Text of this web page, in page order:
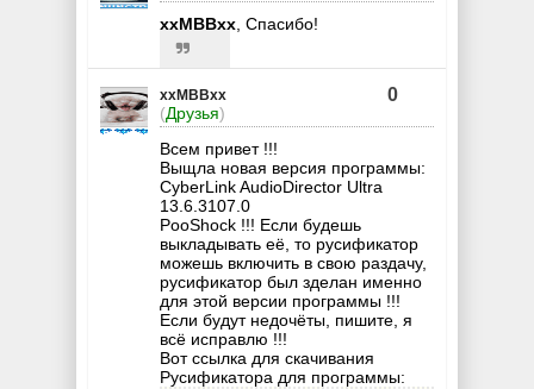
xxMBBxx, Спасибо!
xxMBBxx
(Друзья)
0
Всем привет !!!
Выщла новая версия программы:
CyberLink AudioDirector Ultra
13.6.3107.0
PooShock !!! Если будешь
выкладывать её, то русификатор
можешь включить в свою раздачу,
русификатор был зделан именно
для этой версии программы !!!
Если будут недочёты, пишите, я
всё исправлю !!!
Вот ссылка для скачивания
Русификатора для программы: